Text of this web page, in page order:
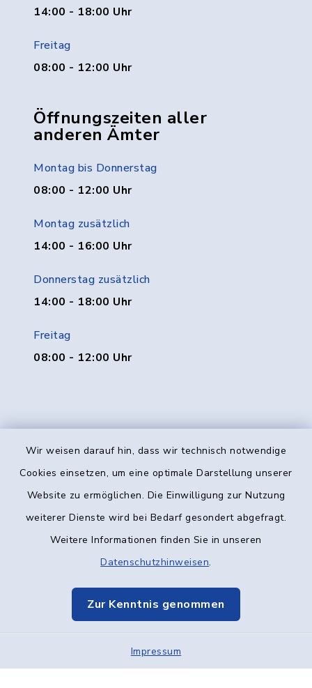
Wir weisen darauf hin, dass wir technisch notwendige
Cookies einsetzen, um eine optimale Darstellung unserer
Website zu ermöglichen. Die Einwilligung zur Nutzung
weiterer Dienste wird bei Bedarf gesondert abgefragt.
Weitere Informationen finden Sie in unseren
Datenschutzhinweisen.
Zur Kenntnis genommen
Impressum
14:00 - 18:00 Uhr
Freitag
08:00 - 12:00 Uhr
Öffnungszeiten aller
anderen Ämter
Montag bis Donnerstag
08:00 - 12:00 Uhr
Montag zusätzlich
14:00 - 16:00 Uhr
Donnerstag zusätzlich
14:00 - 18:00 Uhr
Freitag
08:00 - 12:00 Uhr
Kontakt
Datenschutz
Elektronische Kommunikation
Sitemap